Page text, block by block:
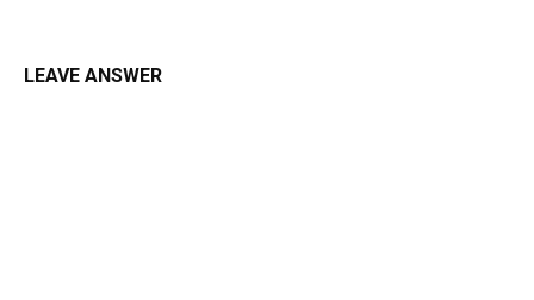
LEAVE ANSWER